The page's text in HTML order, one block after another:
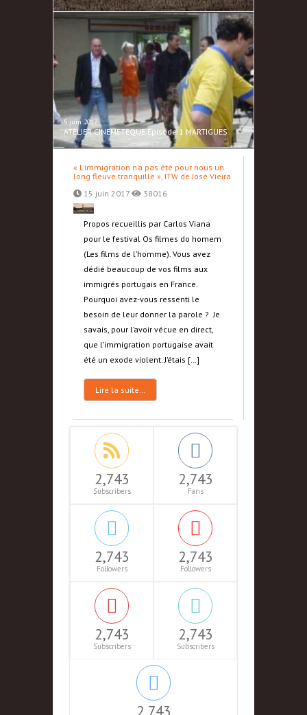
5 juin 2017
ATELIER CINEMETEQUE Épisode 1 MARTIGUES
« L’immigration n’a pas été pour nous un
long fleuve tranquille », ITW de José Vieira
15 juin 2017
38016
Propos recueillis par Carlos Viana
pour le festival Os filmes do homem
(Les films de l’homme). Vous avez
dédié beaucoup de vos films aux
immigrés portugais en France.
Pourquoi avez-vous ressenti le
besoin de leur donner la parole ? Je
savais, pour l’avoir vécue en direct,
que l’immigration portugaise avait
été un exode violent. J’étais […]
Lire la suite…
2,743
Subscribers
2,743
Fans
2,743
Followers
2,743
Followers
2,743
Subscribers
2,743
Subscribers
2,743